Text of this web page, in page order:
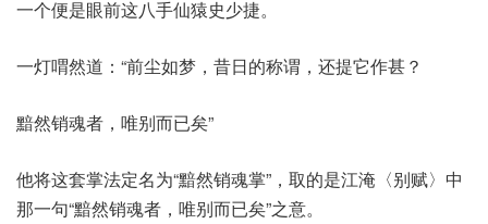
一个便是眼前这八手仙猿史少捷。
一灯喟然道：“前尘如梦，昔日的称谓，还提它作甚？
黯然销魂者，唯别而已矣”
他将这套掌法定名为“黯然销魂掌”，取的是江淹〈别赋〉中
那一句“黯然销魂者，唯别而已矣”之意。